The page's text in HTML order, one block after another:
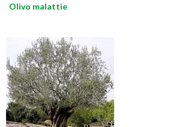
Olivo malattie